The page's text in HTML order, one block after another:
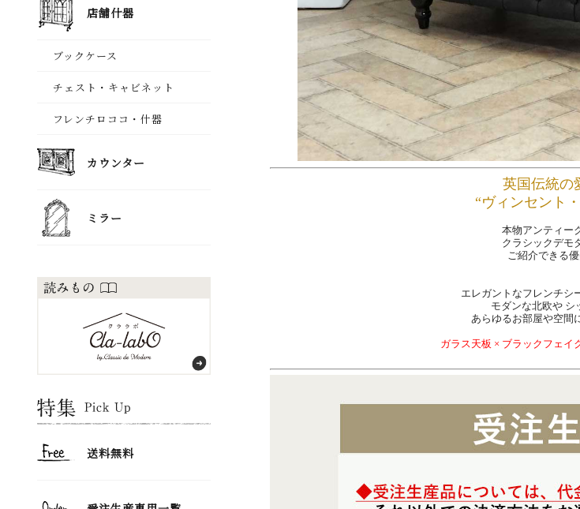
英国伝統の
“ヴィンセント
本物アンティー
クラシックデモ
ご紹介できる
エレガントなフレンチシ
モダンな北欧や シ
あらゆるお部屋や空間
ガラス天板 × ブラックフェイ